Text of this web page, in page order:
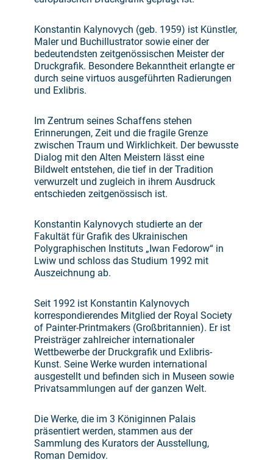
Konstantin Kalynovych (geb. 1959) ist Künstler,
Maler und Buchillustrator sowie einer der
bedeutendsten zeitgenössischen Meister der
Druckgrafik. Besondere Bekanntheit erlangte er
durch seine virtuos ausgeführten Radierungen
und Exlibris.
Im Zentrum seines Schaffens stehen
Erinnerungen, Zeit und die fragile Grenze
zwischen Traum und Wirklichkeit. Der bewusste
Dialog mit den Alten Meistern lässt eine
Bildwelt entstehen, die tief in der Tradition
verwurzelt und zugleich in ihrem Ausdruck
entschieden zeitgenössisch ist.
Konstantin Kalynovych studierte an der
Fakultät für Grafik des Ukrainischen
Polygraphischen Instituts „Iwan Fedorow“ in
Lwiw und schloss das Studium 1992 mit
Auszeichnung ab.
Seit 1992 ist Konstantin Kalynovych
korrespondierendes Mitglied der Royal Society
of Painter-Printmakers (Großbritannien). Er ist
Preisträger zahlreicher internationaler
Wettbewerbe der Druck­grafik und Exlibris-
Kunst. Seine Werke wurden international
ausgestellt und befinden sich in Museen sowie
Privatsammlungen auf der ganzen Welt.
Die Werke, die im 3 Königinnen Palais
präsentiert werden, stammen aus der
Sammlung des Kurators der Ausstellung,
Roman Demidov.